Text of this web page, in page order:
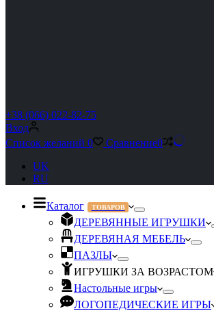
+38 (066) 022-82-75
Вход
Список желаний 0 Сравнение0
UK
RU
Каталог ТОВАРОВ
ДЕРЕВЯННЫЕ ИГРУШКИ
ДЕРЕВЯНАЯ МЕБЕЛЬ
ПАЗЛЫ
ИГРУШКИ ЗА ВОЗРАСТОМ
Настольные игры
ЛОГОПЕДИЧЕСКИЕ ИГРЫ